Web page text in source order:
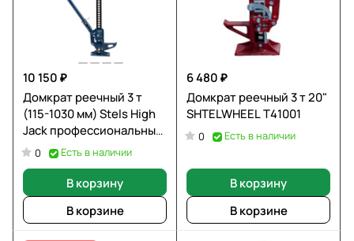
10 150 ₽
Домкрат реечный 3 т
(115-1030 мм) Stels High
Jack профессиональный
50527
0 Есть в наличии
В корзину
В корзине
6 480 ₽
Домкрат реечный 3 т 20"
SHTELWHEEL T41001
0 Есть в наличии
В корзину
В корзине